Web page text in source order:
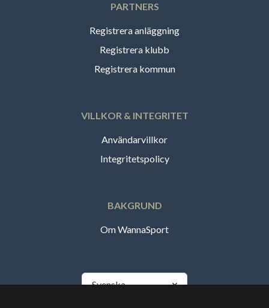
PARTNERS
Registrera anläggning
Registrera klubb
Registrera kommun
VILLKOR & INTEGRITET
Användarvillkor
Integritetspolicy
BAKGRUND
Om WannaSport
Svenska